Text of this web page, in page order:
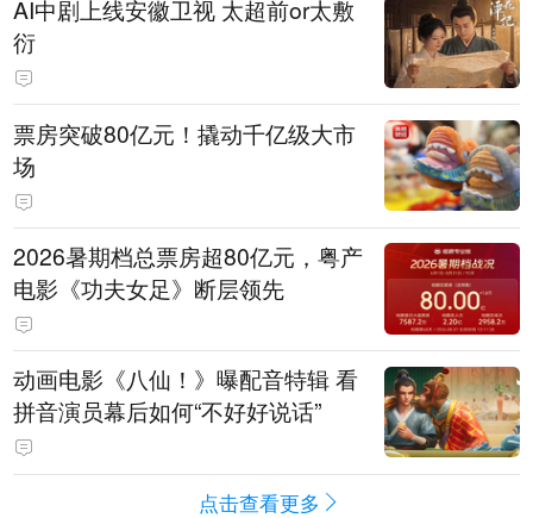
AI中剧上线安徽卫视 太超前or太敷
衍
票房突破80亿元！撬动千亿级大市
场
2026暑期档总票房超80亿元，粤产
电影《功夫女足》断层领先
动画电影《八仙！》曝配音特辑 看
拼音演员幕后如何“不好好说话”
点击查看更多